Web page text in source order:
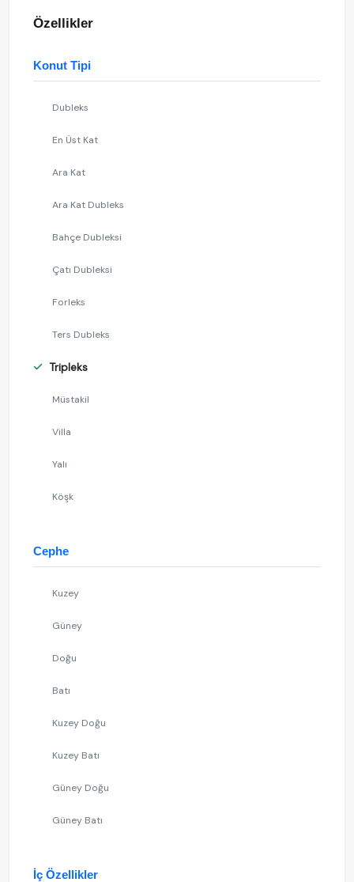
Özellikler
Konut Tipi
Dubleks
En Üst Kat
Ara Kat
Ara Kat Dubleks
Bahçe Dubleksi
Çatı Dubleksi
Forleks
Ters Dubleks
Tripleks
Müstakil
Villa
Yalı
Köşk
Cephe
Kuzey
Güney
Doğu
Batı
Kuzey Doğu
Kuzey Batı
Güney Doğu
Güney Batı
İç Özellikler